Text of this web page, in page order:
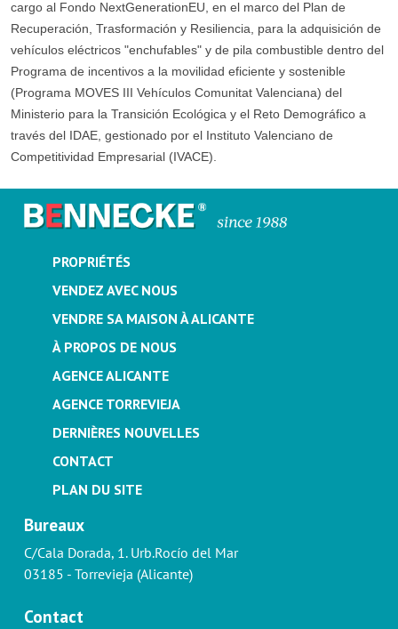
cargo al Fondo NextGenerationEU, en el marco del Plan de
Recuperación, Trasformación y Resiliencia, para la adquisición de
vehículos eléctricos "enchufables" y de pila combustible dentro del
Programa de incentivos a la movilidad eficiente y sostenible
(Programa MOVES III Vehículos Comunitat Valenciana) del
Ministerio para la Transición Ecológica y el Reto Demográfico a
través del IDAE, gestionado por el Instituto Valenciano de
Competitividad Empresarial (IVACE).
PROPRIÉTÉS
VENDEZ AVEC NOUS
VENDRE SA MAISON À ALICANTE
À PROPOS DE NOUS
AGENCE ALICANTE
AGENCE TORREVIEJA
DERNIÈRES NOUVELLES
CONTACT
PLAN DU SITE
Bureaux
C/Cala Dorada, 1. Urb.Rocío del Mar
03185 - Torrevieja (Alicante)
Contact